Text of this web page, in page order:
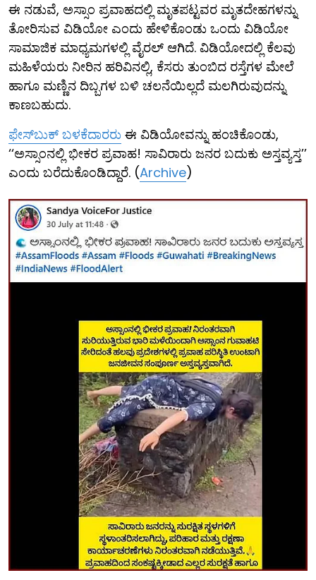
ಈ ನಡುವೆ, ಅಸ್ಸಾಂ ಪ್ರವಾಹದಲ್ಲಿ ಮೃತಪಟ್ಟವರ ಮೃತದೇಹಗಳನ್ನು
ತೋರಿಸುವ ವಿಡಿಯೋ ಎಂದು ಹೇಳಿಕೊಂಡು ಒಂದು ವಿಡಿಯೋ
ಸಾಮಾಜಿಕ ಮಾಧ್ಯಮಗಳಲ್ಲಿ ವೈರಲ್ ಆಗಿದೆ. ವಿಡಿಯೋದಲ್ಲಿ ಕೆಲವು
ಮಹಿಳೆಯರು ನೀರಿನ ಹರಿವಿನಲ್ಲಿ, ಕೆಸರು ತುಂಬಿದ ರಸ್ತೆಗಳ ಮೇಲೆ
ಹಾಗೂ ಮಣ್ಣಿನ ದಿಬ್ಬಗಳ ಬಳಿ ಚಲನೆಯಿಲ್ಲದೆ ಮಲಗಿರುವುದನ್ನು
ಕಾಣಬಹುದು.
ಫೇಸ್‌ಬುಕ್ ಬಳಕೆದಾರರು ಈ ವಿಡಿಯೋವನ್ನು ಹಂಚಿಕೊಂಡು,
‘‘ಅಸ್ಸಾಂನಲ್ಲಿ ಭೀಕರ ಪ್ರವಾಹ! ಸಾವಿರಾರು ಜನರ ಬದುಕು ಅಸ್ತವ್ಯಸ್ತ’’
ಎಂದು ಬರೆದುಕೊಂಡಿದ್ದಾರೆ. (Archive)